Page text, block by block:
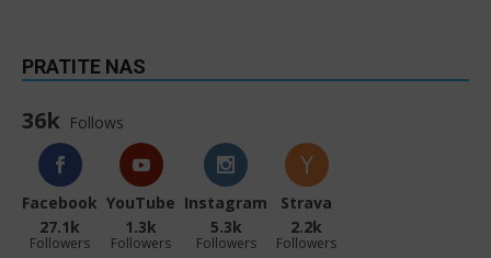
PRATITE NAS
36k Follows
Facebook
27.1k
Followers
YouTube
1.3k
Followers
Instagram
5.3k
Followers
Strava
2.2k
Followers